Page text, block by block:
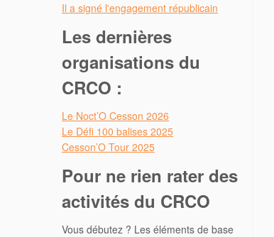
Il a signé l'engagement républicain
Les dernières
organisations du
CRCO :
Le Noct’O Cesson 2026
Le Défi 100 balises 2025
Cesson’O Tour 2025
Pour ne rien rater des
activités du CRCO
Vous débutez ? Les éléments de base